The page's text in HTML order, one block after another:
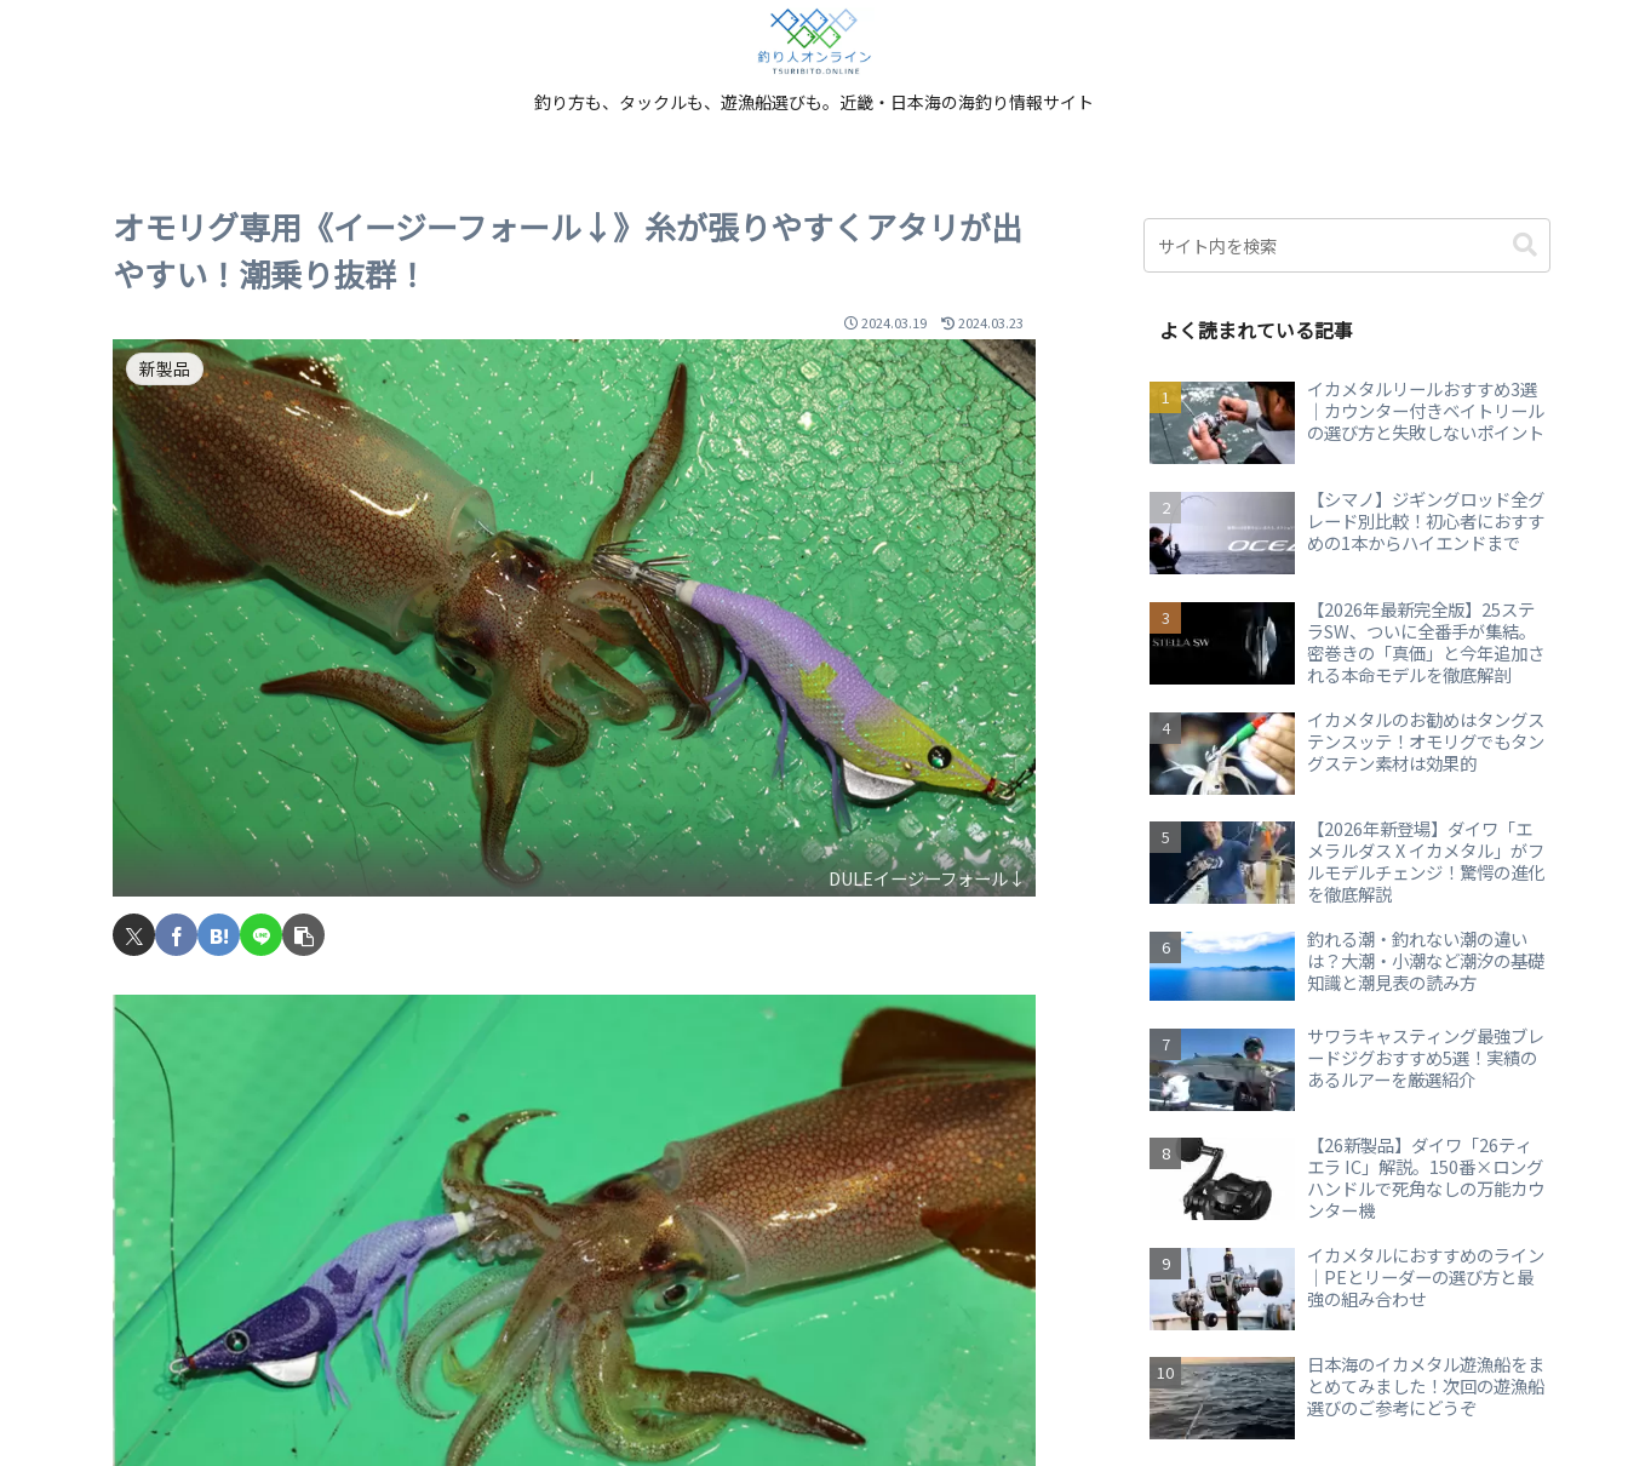
釣り方も、タックルも、遊漁船選びも。近畿・日本海の海釣り情報サイト
オモリグ専用《イージーフォール↓》糸が張りやすくアタリが出
やすい！潮乗り抜群！
2024.03.19 2024.03.23
新製品
DULEイージーフォール↓
よく読まれている記事
イカメタルリールおすすめ3選
｜カウンター付きベイトリール
の選び方と失敗しないポイント
【シマノ】ジギングロッド全グ
レード別比較！初心者におすす
めの1本からハイエンドまで
【2026年最新完全版】25ステ
ラSW、ついに全番手が集結。
密巻きの「真価」と今年追加さ
れる本命モデルを徹底解剖
イカメタルのお勧めはタングス
テンスッテ！オモリグでもタン
グステン素材は効果的
【2026年新登場】ダイワ「エ
メラルダス X イカメタル」がフ
ルモデルチェンジ！驚愕の進化
を徹底解説
釣れる潮・釣れない潮の違い
は？大潮・小潮など潮汐の基礎
知識と潮見表の読み方
サワラキャスティング最強ブレ
ードジグおすすめ5選！実績の
あるルアーを厳選紹介
【26新製品】ダイワ「26ティ
エラ IC」解説。150番×ロング
ハンドルで死角なしの万能カウ
ンター機
イカメタルにおすすめのライン
｜PEとリーダーの選び方と最
強の組み合わせ
日本海のイカメタル遊漁船をま
とめてみました！次回の遊漁船
選びのご参考にどうぞ